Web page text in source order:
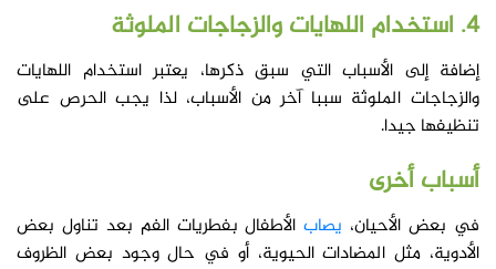
4. استخدام اللهايات والزجاجات الملوثة
إضافة إلى الأسباب التي سبق ذكرها، يعتبر استخدام اللهايات
والزجاجات الملوثة سببا آخر من الأسباب، لذا يجب الحرص على
تنظيفها جيدا.
أسباب أخرى
في بعض الأحيان، يصاب الأطفال بفطريات الفم بعد تناول بعض
الأدوية، مثل المضادات الحيوية، أو في حال وجود بعض الظروف